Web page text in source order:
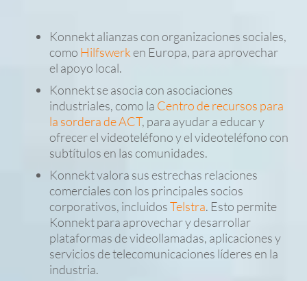
Konnekt alianzas con organizaciones sociales,
como Hilfswerken Europa, para aprovechar
el apoyo local.
Konnekt se asocia con asociaciones
industriales, como la Centro de recursos para
la sordera de ACT, para ayudar a educar y
ofrecer el videoteléfono y el videoteléfono con
subtítulos en las comunidades.
Konnekt valora sus estrechas relaciones
comerciales con los principales socios
corporativos, incluidosTelstra. Esto permite
Konnekt para aprovechar y desarrollar
plataformas de videollamadas, aplicaciones y
servicios de telecomunicaciones líderes en la
industria.